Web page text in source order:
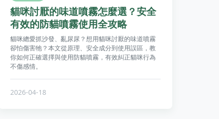
貓咪討厭的味道噴霧怎麼選？安全
有效的防貓噴霧使用全攻略
貓咪總愛抓沙發、亂尿尿？想用貓咪討厭的味道噴霧
卻怕傷害牠？本文從原理、安全成分到使用誤區，教
你如何正確選擇與使用防貓噴霧，有效糾正貓咪行為
不傷感情。
2026-04-18